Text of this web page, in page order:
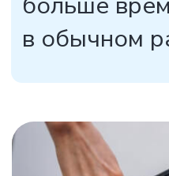
Подписаться
Нажимая на кнопку, я соглашаюсь на
персональных данных